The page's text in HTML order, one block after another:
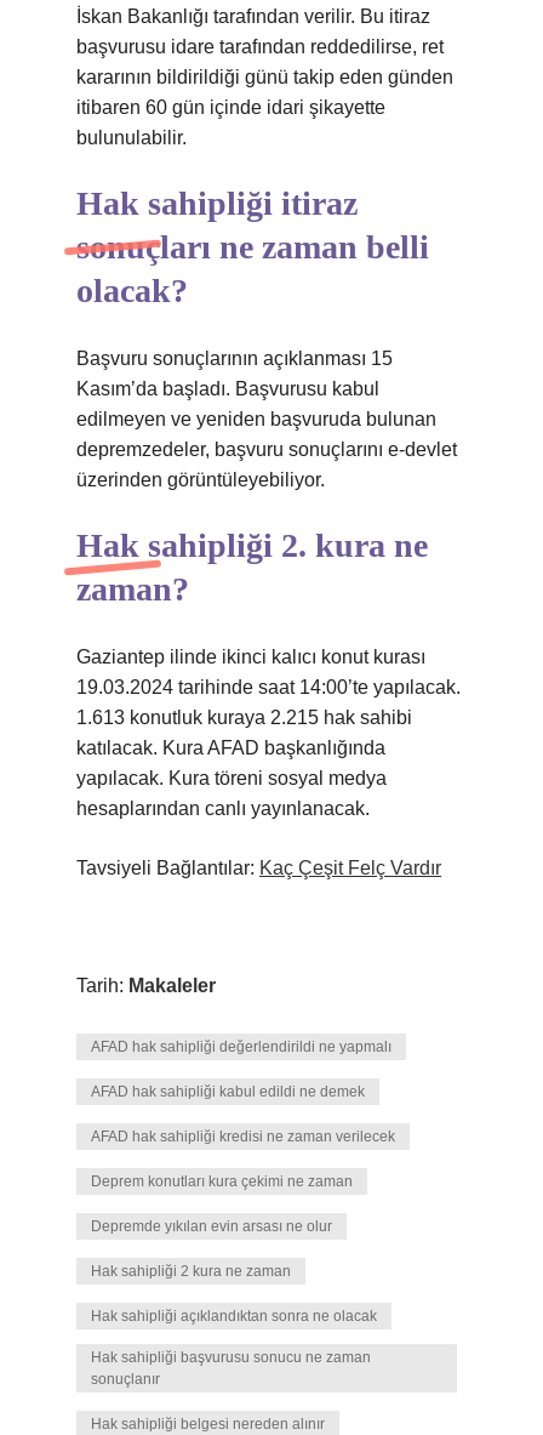
İskan Bakanlığı tarafından verilir. Bu itiraz
başvurusu idare tarafından reddedilirse, ret
kararının bildirildiği günü takip eden günden
itibaren 60 gün içinde idari şikayette
bulunulabilir.
Hak sahipliği itiraz
sonuçları ne zaman belli
olacak?
Başvuru sonuçlarının açıklanması 15
Kasım’da başladı. Başvurusu kabul
edilmeyen ve yeniden başvuruda bulunan
depremzedeler, başvuru sonuçlarını e-devlet
üzerinden görüntüleyebiliyor.
Hak sahipliği 2. kura ne
zaman?
Gaziantep ilinde ikinci kalıcı konut kurası
19.03.2024 tarihinde saat 14:00’te yapılacak.
1.613 konutluk kuraya 2.215 hak sahibi
katılacak. Kura AFAD başkanlığında
yapılacak. Kura töreni sosyal medya
hesaplarından canlı yayınlanacak.
Tavsiyeli Bağlantılar: Kaç Çeşit Felç Vardır
Tarih: Makaleler
AFAD hak sahipliği değerlendirildi ne yapmalı
AFAD hak sahipliği kabul edildi ne demek
AFAD hak sahipliği kredisi ne zaman verilecek
Deprem konutları kura çekimi ne zaman
Depremde yıkılan evin arsası ne olur
Hak sahipliği 2 kura ne zaman
Hak sahipliği açıklandıktan sonra ne olacak
Hak sahipliği başvurusu sonucu ne zaman
sonuçlanır
Hak sahipliği belgesi nereden alınır